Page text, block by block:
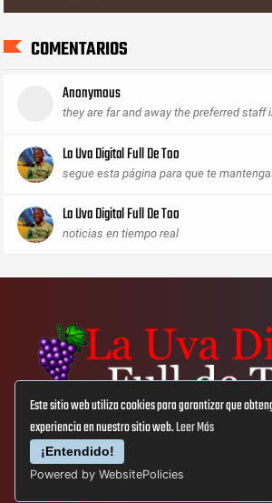
Este sitio web utiliza cookies para garantizar que
experiencia en nuestro sitio web.Leer Más
¡Entendido!
Powered by WebsitePolicies
COMENTARIOS
Anonymous
they are far and away the preferred staff
La Uva Digital Full De Too
segue esta página para que te
La Uva Digital Full De Too
noticias en tiempo real
Aviso Lega Privacidad
© Copyright 2019